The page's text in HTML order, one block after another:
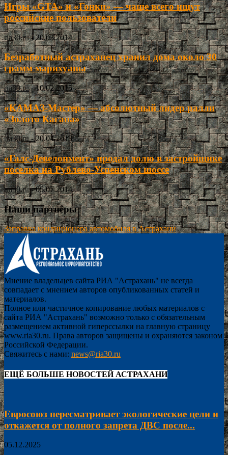
Игры «GTA» и «Гонки» — чаще всего ищут
российские пользователи
ria30.ru - 20.03.2014
Безработный астраханец хранил дома около 30
грамм марихуаны
ria30.ru - 10.02.2015
«КАМАЗ-Мастер» — абсолютный лидер ралли
«Золото Кагана»
ria30.ru - 20.04.2013
«Галс-Девелопмент» продал долю в застройщике
поселка на Рублево-Успенском шоссе
ria30.ru - 05.07.2014
Наши партнёры
Заправка кондиционера автомобиля в Астрахани
Мнение владельцев сайта РИА "Астрахань" не всегда
совпадает с мнением авторов опубликованных статей и
материалов.
Полное или частичное копирование любых материалов с
сайта РИА "Астрахань" возможно только с обязательным
размещением активной гиперссылки на главную страницу
www.ria30.ru. Права авторов защищены и охраняются законом
Российской Федерации.
Свяжитесь с нами: news@ria30.ru
ЕЩЁ БОЛЬШЕ НОВОСТЕЙ АСТРАХАНИ
Евросоюз пересматривает экологические цели и
откажется от полного запрета ДВС после...
05.12.2025